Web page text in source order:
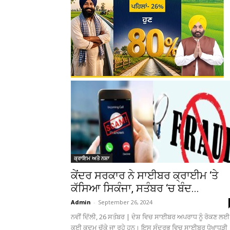
ਕ੍ਰਾਇਮ ਅਤੇ ਨਸ਼ਾ
ਕੇਂਦਰ ਸਰਕਾਰ ਨੇ ਸਾਈਬਰ ਕ੍ਰਾਈਮ ‘ਤੇ
ਕੱਸਿਆ ਸਿਕੰਜਾ, ਸਤੰਬਰ ‘ਚ ਬੰਦ...
Admin - September 26, 2024
ਨਵੀਂ ਦਿੱਲੀ, 26 ਸਤੰਬਰ | ਦੇਸ਼ ਵਿਚ ਸਾਈਬਰ ਅਪਰਾਧ ਨੂੰ ਰੋਕਣ ਲਈ
ਕਈ ਕਦਮ ਚੁੱਕੇ ਜਾ ਰਹੇ ਹਨ। ਇਸ ਸੰਦਰਭ ਵਿਚ ਸਾਈਬਰ ਧੋਖਾਧੜੀ